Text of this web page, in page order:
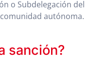
o Subdelegación del
autónoma.
sanción?